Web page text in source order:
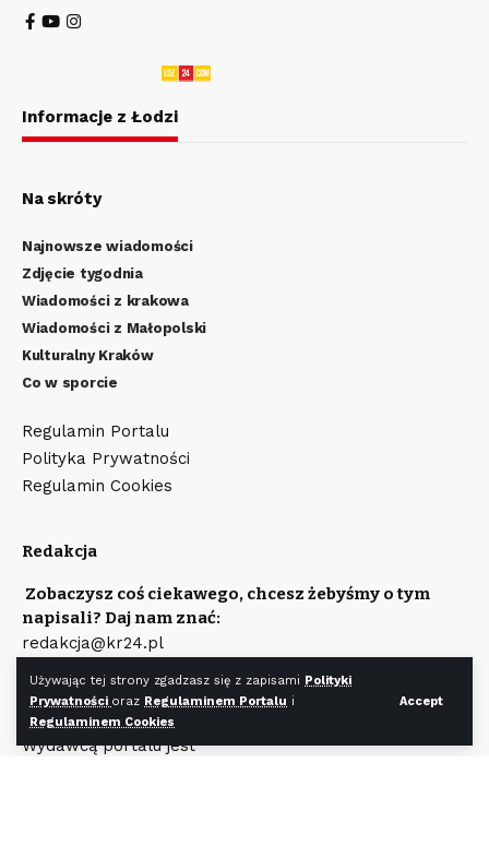
Używając tej strony zgadzasz się z zapisami Polityki
Prywatności oraz Regulaminem Portalu i
Regulaminem Cookies
Accept
Informacje z Łodzi
Na skróty
Najnowsze wiadomości
Zdjęcie tygodnia
Wiadomości z krakowa
Wiadomości z Małopolski
Kulturalny Kraków
Co w sporcie
Regulamin Portalu
Polityka Prywatności
Regulamin Cookies
Redakcja
Zobaczysz coś ciekawego, chcesz żebyśmy o tym
napisali? Daj nam znać:
redakcja@kr24.pl
Napisz:
reklama@kr24.pl
Wydawcą portalu jest